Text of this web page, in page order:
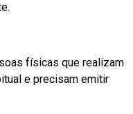
físicas que realizam
e precisam emitir